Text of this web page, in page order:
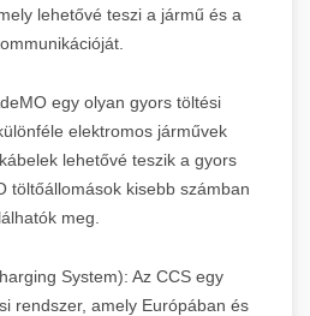
lehetővé teszi a jármű és a
egy olyan gyors töltési
elektromos járművek
lehetővé teszik a gyors
töltőállomások kisebb számban
meg.
System): Az CCS egy
rendszer, amely Európában és